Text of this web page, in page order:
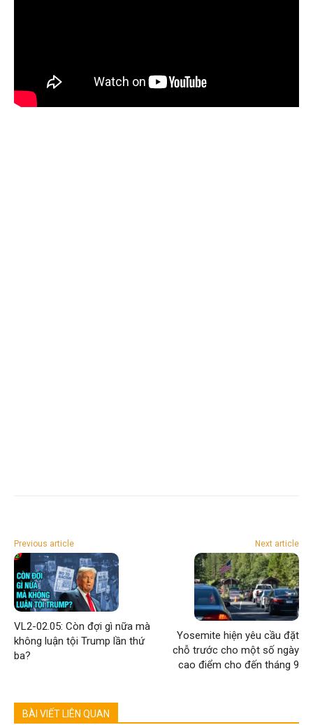
Previous article
VL2-02.05: Còn đợi gì nữa mà
không luận tội Trump lần thứ
ba?
Next article
Yosemite hiện yêu cầu đặt
chỗ trước cho một số ngày
cao điểm cho đến tháng 9
BÀI VIẾT LIÊN QUAN